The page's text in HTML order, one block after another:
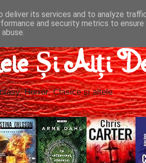
Și Alți
Horror, Clasice și altele
its services and to analyze
and security metrics to